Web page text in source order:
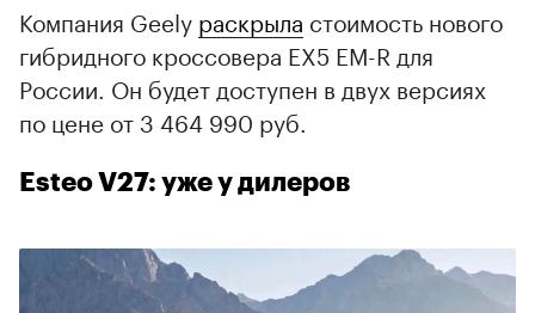
Компания Geely раскрыла стоимость нового
гибридного кроссовера EX5 EM-R для
России. Он будет доступен в двух версиях
по цене от 3 464 990 руб.
Esteo V27: уже у дилеров